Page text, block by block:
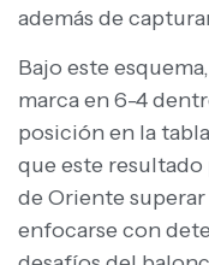
además de
Bajo este
marca en 6-4
posición en la
que este
de Oriente
enfocarse con